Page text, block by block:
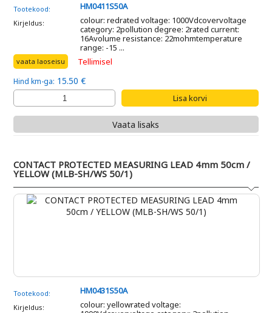
Tootekood: HM0411S50A
Kirjeldus:
colour: redrated voltage: 1000Vdcovervoltage
category: 2pollution degree: 2rated current:
16Avolume resistance: 22mohmtemperature
range: -15 ...
vaata laoseisu Tellimisel
Hind km-ga: 15.50 €
Vaata lisaks
CONTACT PROTECTED MEASURING LEAD 4mm 50cm /
YELLOW (MLB-SH/WS 50/1)
Tootekood: HM0431S50A
Kirjeldus:
colour: yellowrated voltage: